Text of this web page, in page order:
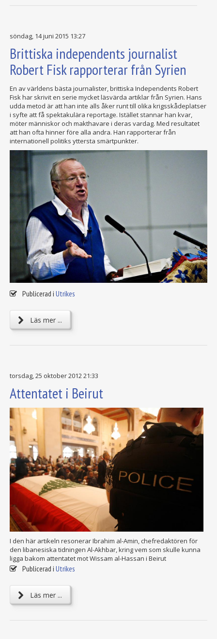
söndag, 14 juni 2015 13:27
Brittiska independents journalist
Robert Fisk rapporterar från Syrien
En av världens bästa journalister, brittiska Independents Robert
Fisk har skrivit en serie mycket läsvärda artiklar från Syrien. Hans
udda metod är att han inte alls åker runt till olika krigsskådeplatser
i syfte att få spektakulära reportage. Istället stannar han kvar,
möter människor och makthavare i deras vardag. Med resultatet
att han ofta hinner före alla andra. Han rapporterar från
internationell politiks yttersta smärtpunkter.
Publicerad i Utrikes
Läs mer ...
torsdag, 25 oktober 2012 21:33
Attentatet i Beirut
I den här artikeln resonerar Ibrahim al-Amin, chefredaktören för
den libanesiska tidningen Al-Akhbar, kring vem som skulle kunna
ligga bakom attentatet mot Wissam al-Hassan i Beirut
Publicerad i Utrikes
Läs mer ...